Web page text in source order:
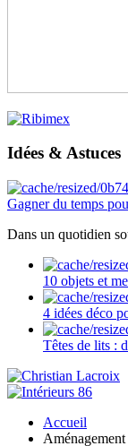
Idées & Astuces
Gagner du temps
Dans un quotidien
10 objets et
4 idées déco
Têtes de lits :
Accueil